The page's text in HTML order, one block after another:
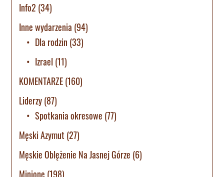
Info2 (34)
Inne wydarzenia (94)
Dla rodzin (33)
Izrael (11)
KOMENTARZE(160)
Liderzy(87)
Spotkania okresowe (77)
Męski Azymut (27)
Męskie Oblężenie Na Jasnej Górze (6)
Minione (198)